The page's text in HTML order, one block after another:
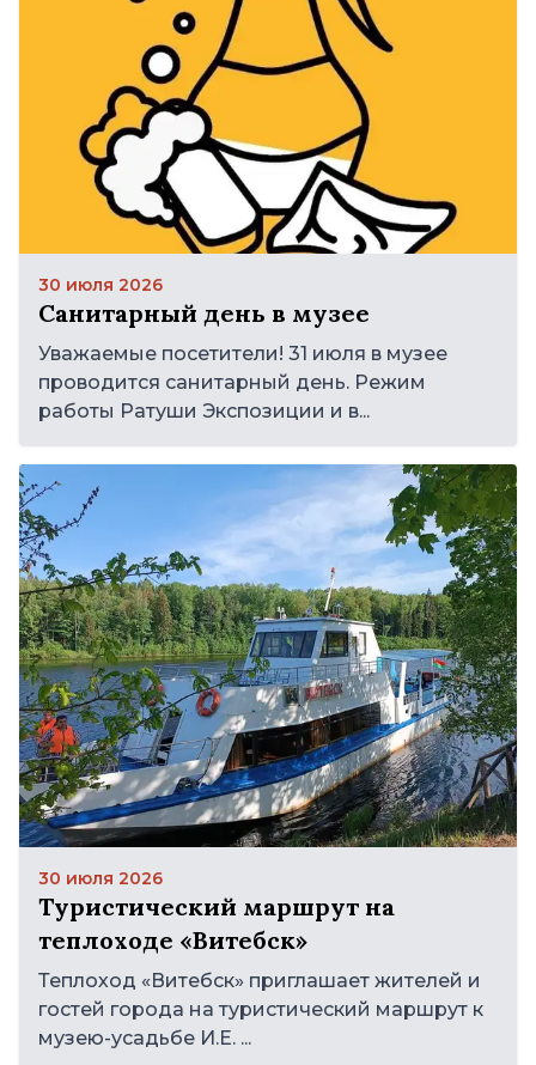
30 июля 2026
Санитарный день в музее
Уважаемые посетители! 31 июля в музее
проводится санитарный день. Режим
работы Ратуши Экспозиции и в...
30 июля 2026
Туристический маршрут на
теплоходе «Витебск»
Теплоход «Витебск» приглашает жителей и
гостей города на туристический маршрут к
музею-усадьбе И.Е. ...